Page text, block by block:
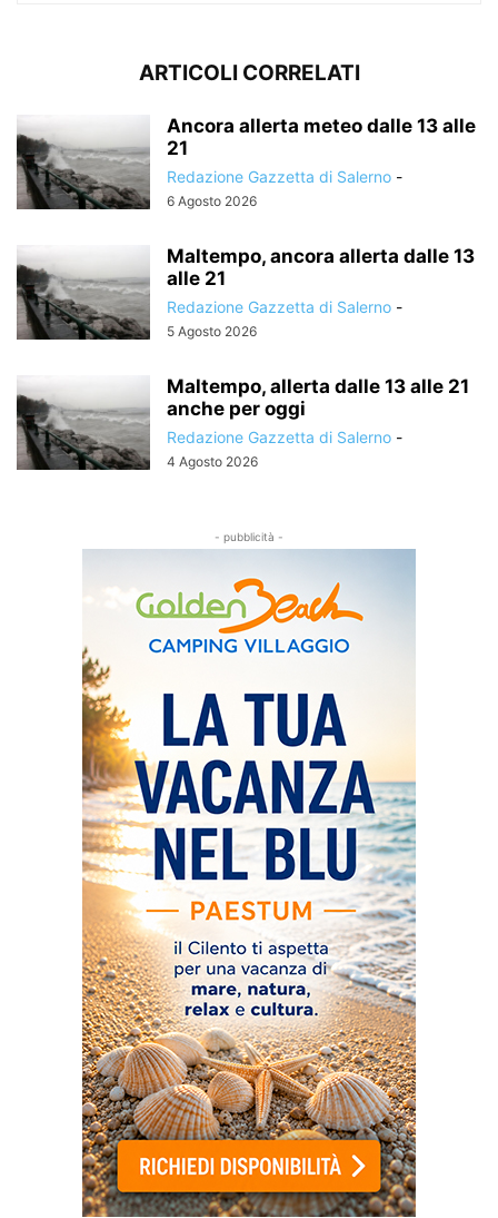
ARTICOLI CORRELATI
Ancora allerta meteo dalle 13 alle
21
Redazione Gazzetta di Salerno -
6 Agosto 2026
Maltempo, ancora allerta dalle 13
alle 21
Redazione Gazzetta di Salerno -
5 Agosto 2026
Maltempo, allerta dalle 13 alle 21
anche per oggi
Redazione Gazzetta di Salerno -
4 Agosto 2026
- pubblicità -